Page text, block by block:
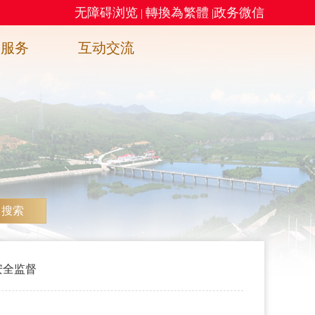
无障碍浏览 | 轉換為繁體 |政务微信
务 互动交流
搜索
监督